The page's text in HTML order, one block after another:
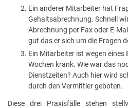
Ein anderer Mitarbeiter hat
Gehaltsabrechnung. Schnell
Abrechnung per Fax oder E-
gut das er sich um die Fragen
Ein Mitarbeiter ist wegen
Wochen krank. Wie war das
Dienstzeiten? Auch hier wird
durch den Vermittler geboten.
Diese drei Praxisfälle stehen